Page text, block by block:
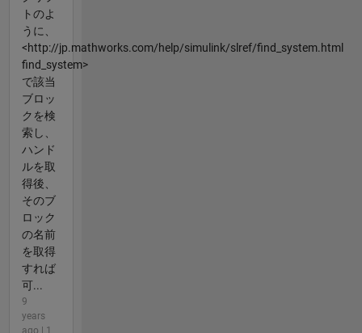
トのよ
うに、
<http://jp.mathworks.com/help/simulink/slref/find_system.html
find_system>
で該当
ブロッ
クを検
索し、
ハンド
ルを取
得後、
そのブ
ロック
の名前
を取得
すれば
可...
9
years